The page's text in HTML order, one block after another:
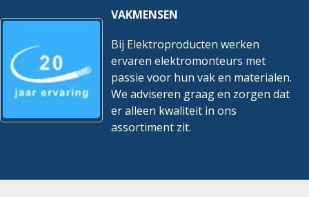
VAKMENSEN
Bij Elektroproducten werken
ervaren elektromonteurs met
passie voor hun vak en materialen.
We adviseren graag en zorgen dat
er alleen kwaliteit in ons
assortiment zit.